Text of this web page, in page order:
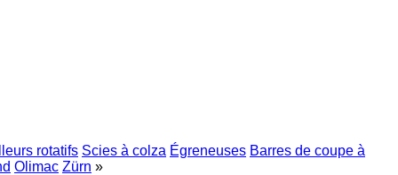
rotatifs Scies à colza Égreneuses Barres de coupe à
Olimac Zürn »